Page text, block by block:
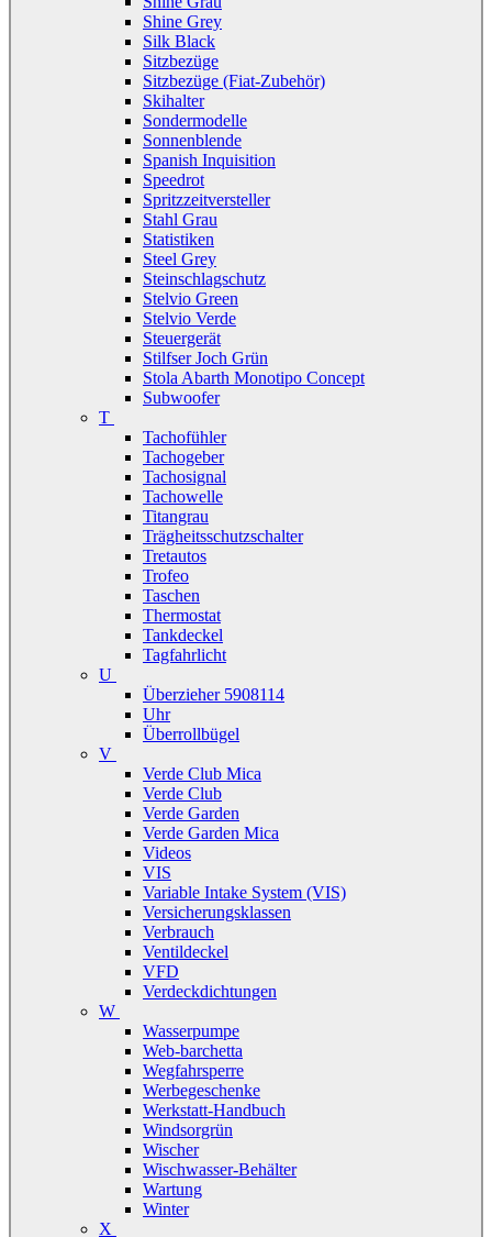
Shine Grey
Silk Black
Sitzbezüge
Sitzbezüge (Fiat-Zubehör)
Skihalter
Sondermodelle
Sonnenblende
Spanish Inquisition
Speedrot
Spritzzeitversteller
Stahl Grau
Statistiken
Steel Grey
Steinschlagschutz
Stelvio Green
Stelvio Verde
Steuergerät
Stilfser Joch Grün
Stola Abarth Monotipo Concept
Subwoofer
T
Tachofühler
Tachogeber
Tachosignal
Tachowelle
Titangrau
Trägheitsschutzschalter
Tretautos
Trofeo
Taschen
Thermostat
Tankdeckel
Tagfahrlicht
U
Überzieher 5908114
Uhr
Überrollbügel
V
Verde Club Mica
Verde Club
Verde Garden
Verde Garden Mica
Videos
VIS
Variable Intake System (VIS)
Versicherungsklassen
Verbrauch
Ventildeckel
VFD
Verdeckdichtungen
W
Wasserpumpe
Web-barchetta
Wegfahrsperre
Werbegeschenke
Werkstatt-Handbuch
Windsorgrün
Wischer
Wischwasser-Behälter
Wartung
Winter
X